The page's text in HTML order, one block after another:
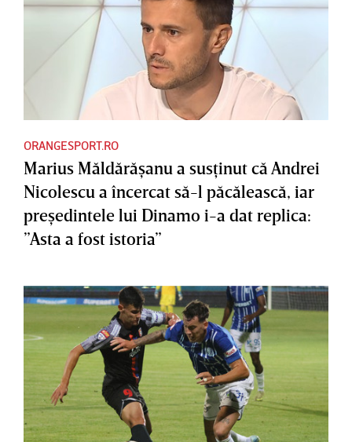
ORANGESPORT.RO
Marius Măldărăşanu a susţinut că Andrei
Nicolescu a încercat să-l păcălească, iar
preşedintele lui Dinamo i-a dat replica:
”Asta a fost istoria”